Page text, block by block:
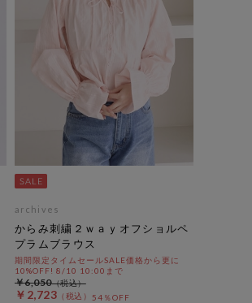
archives
からみ刺繍２ｗａｙオフショルペ
プラムブラウス
期間限定タイムセールSALE価格から更に
10%OFF! 8/10 10:00まで
￥2,723 54％OFF
￥6,050